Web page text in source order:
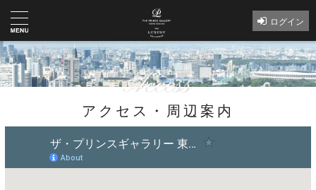
ログイン
アクセス・周辺案内